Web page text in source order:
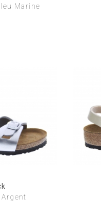
Marine